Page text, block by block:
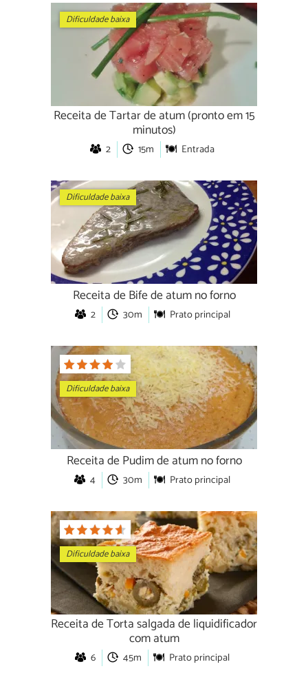
Dificuldade baixa
Receita de Tartar de atum (pronto em 15
minutos)
2 15m Entrada
Dificuldade baixa
Receita de Bife de atum no forno
2 30m Prato principal
Dificuldade baixa
Receita de Pudim de atum no forno
4 30m Prato principal
Dificuldade baixa
Receita de Torta salgada de liquidificador
com atum
6 45m Prato principal